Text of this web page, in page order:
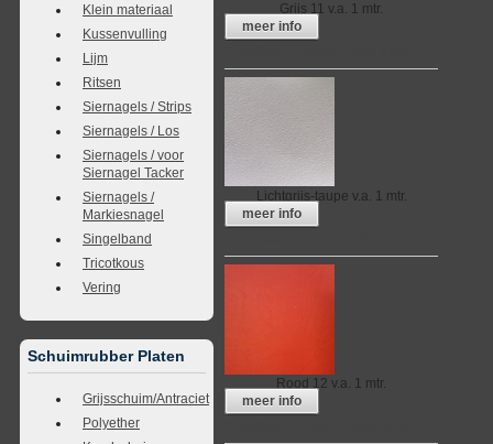
Klein materiaal
Kussenvulling
Lijm
Ritsen
Siernagels / Strips
Siernagels / Los
Siernagels / voor
Siernagel Tacker
Siernagels /
Markiesnagel
Singelband
Tricotkous
Vering
Schuimrubber Platen
Grijsschuim/Antraciet
Polyether
Grijs 11 v.a. 1 mtr.
meer info
Lichtgrijs-taupe v.a. 1 mtr.
meer info
Rood 12 v.a. 1 mtr.
meer info